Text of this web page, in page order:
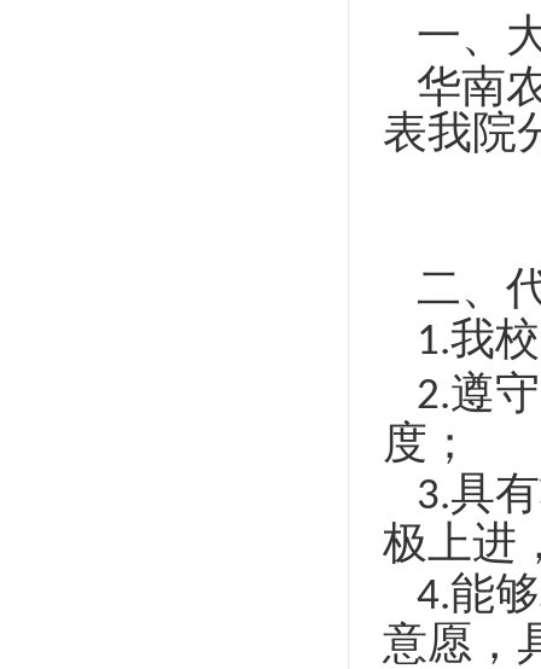
一、
华南
表我院
二、
1.我
2.遵
度；
3.具
极上进
4.能
意愿，